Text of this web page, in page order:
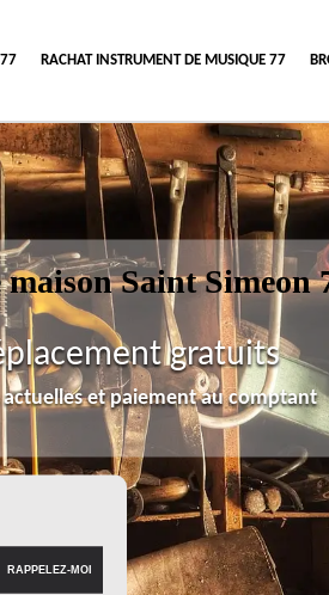
RACHAT INSTRUMENT DE MUSIQUE 77
Saint Simeon
gratuits
et paiement au comptant